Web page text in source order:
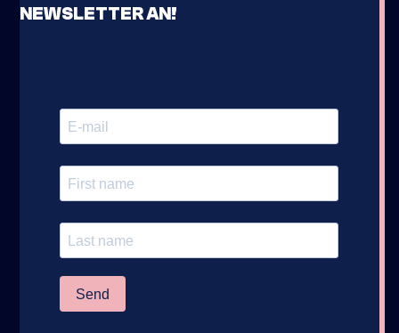
NEWSLETTER AN!